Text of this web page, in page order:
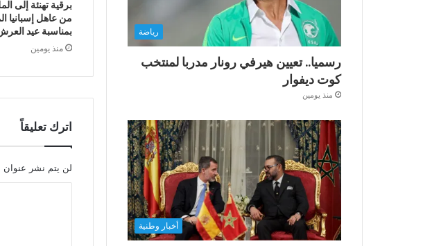
برقية تهنئة إلى
من عاهل إسبانيا
بمناسبة عيد
منذ يومين
اترك تعليقاً
لن يتم نشر عنوان
رياضة
رسميا.. تعيين هيرفي رونار مدربا لمنتخب
كوت ديفوار
منذ يومين
أخبار وطنية